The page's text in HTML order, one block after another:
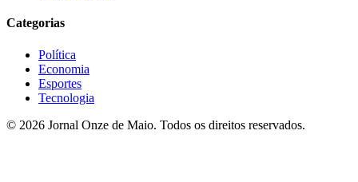
Categorias
Política
Economia
Esportes
Tecnologia
© 2026 Jornal Onze de Maio. Todos os direitos reservados.